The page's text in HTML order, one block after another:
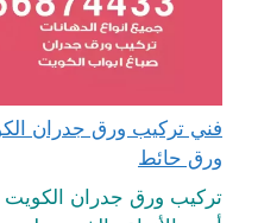
ورق حائط
تركيب ورق جدران